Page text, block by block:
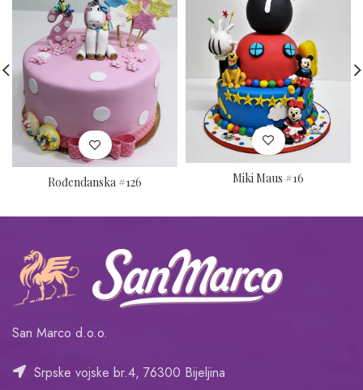
Rođendanska #126 Miki Maus #16
San Marco d.o.o.
Srpske vojske br.4, 76300 Bijeljina